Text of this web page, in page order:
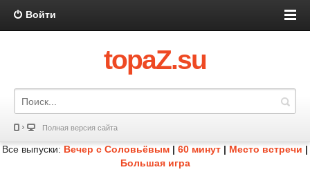
Войти
topaZ.su
Полная версия сайта
Все выпуски: Вечер с Соловьёвым | 60 минут | Место встречи |
Большая игра